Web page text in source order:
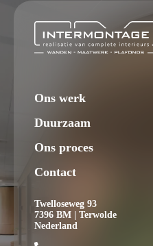
Ons werk
Duurzaam
Ons proces
Contact
Twelloseweg 93
7396 BM | Terwolde
Nederland